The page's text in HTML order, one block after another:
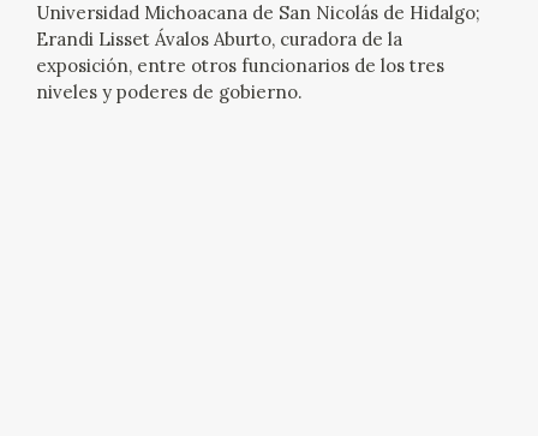
Universidad Michoacana de San Nicolás de Hidalgo;
Erandi Lisset Ávalos Aburto, curadora de la
exposición, entre otros funcionarios de los tres
niveles y poderes de gobierno.